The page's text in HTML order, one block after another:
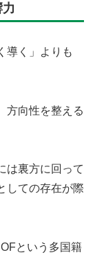
導く」よりも
方向性を整える
は裏方に回って
しての存在が際
という多国籍